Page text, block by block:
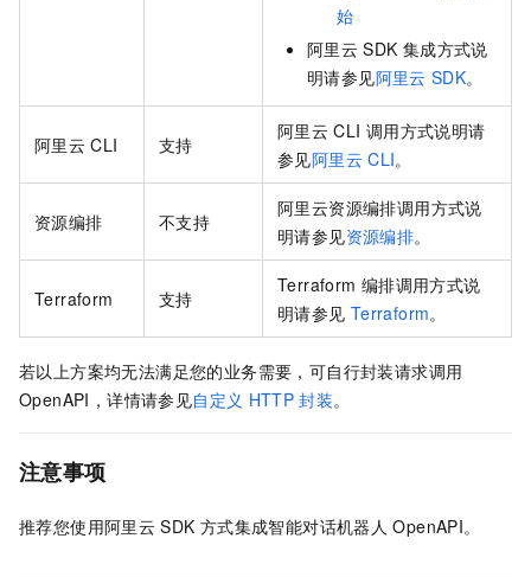
始
阿里云 SDK 集成方式说
明请参见阿里云 SDK。
阿里云 CLI 支持
阿里云 CLI 调用方式说明请
参见阿里云 CLI。
资源编排 不支持
阿里云资源编排调用方式说
明请参见资源编排。
Terraform 支持
Terraform 编排调用方式说
明请参见 Terraform。
若以上方案均无法满足您的业务需要，可自行封装请求调用
OpenAPI，详情请参见自定义 HTTP 封装。
注意事项
推荐您使用阿里云 SDK 方式集成智能对话机器人 OpenAPI。